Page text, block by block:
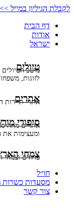
דלג
לקבלת הגיליון במייל >>
דף הבית
אודות
ישראל
טיולים
מיטב
לזוגות,
אתרים
אתרי תיירות
סיפורי
אתרים
ומעצימות את
צמחי
פרחים וצמחי
חו״ל
מסעדות כשרות
צור קשר